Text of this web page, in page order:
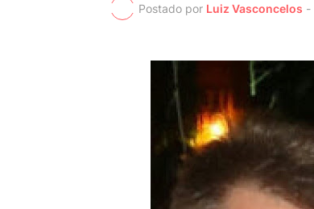
Postado por Luiz Vasconcelos -